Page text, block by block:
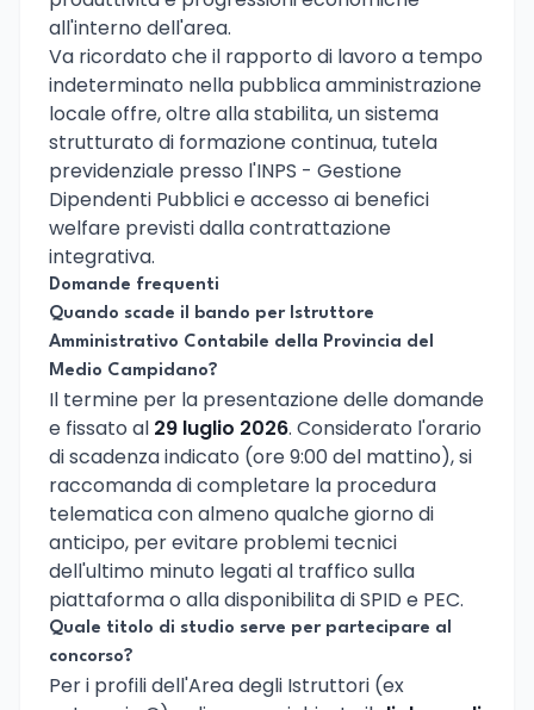
all'interno dell'area.
Va ricordato che il rapporto di lavoro a tempo
indeterminato nella pubblica amministrazione
locale offre, oltre alla stabilita, un sistema
strutturato di formazione continua, tutela
previdenziale presso l'INPS - Gestione
Dipendenti Pubblici e accesso ai benefici
welfare previsti dalla contrattazione
integrativa.
Domande frequenti
Quando scade il bando per Istruttore
Amministrativo Contabile della Provincia del
Medio Campidano?
Il termine per la presentazione delle domande
e fissato al 29 luglio 2026. Considerato l'orario
di scadenza indicato (ore 9:00 del mattino), si
raccomanda di completare la procedura
telematica con almeno qualche giorno di
anticipo, per evitare problemi tecnici
dell'ultimo minuto legati al traffico sulla
piattaforma o alla disponibilita di SPID e PEC.
Quale titolo di studio serve per partecipare al
concorso?
Per i profili dell'Area degli Istruttori (ex